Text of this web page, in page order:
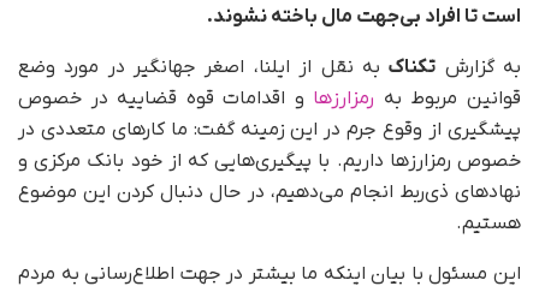
است تا افراد بی‌جهت مال باخته نشوند.
به گزارش تکناک به نقل از ایلنا، اصغر جهانگیر در مورد وضع
قوانین مربوط به رمزارزها و اقدامات قوه قضاییه در خصوص
پیشگیری از وقوع جرم در این زمینه گفت: ما کارهای متعددی در
خصوص رمزارزها داریم. با پیگیری‌هایی که از خود بانک مرکزی و
نهادهای ذی‌ربط انجام می‌دهیم، در حال دنبال کردن این موضوع
هستیم.
این مسئول با بیان اینکه ما بیشتر در جهت اطلاع‌رسانی به مردم